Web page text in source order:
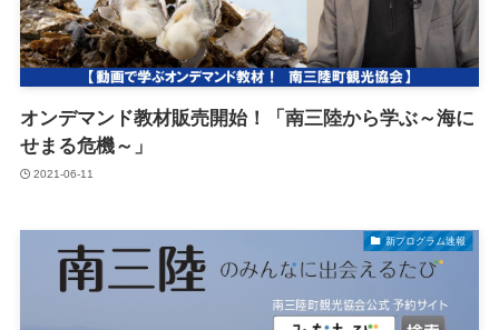
オンデマンド教材販売開始！「南三陸から学ぶ～海に
せまる危機～」
2021-06-11
新プログラム速報